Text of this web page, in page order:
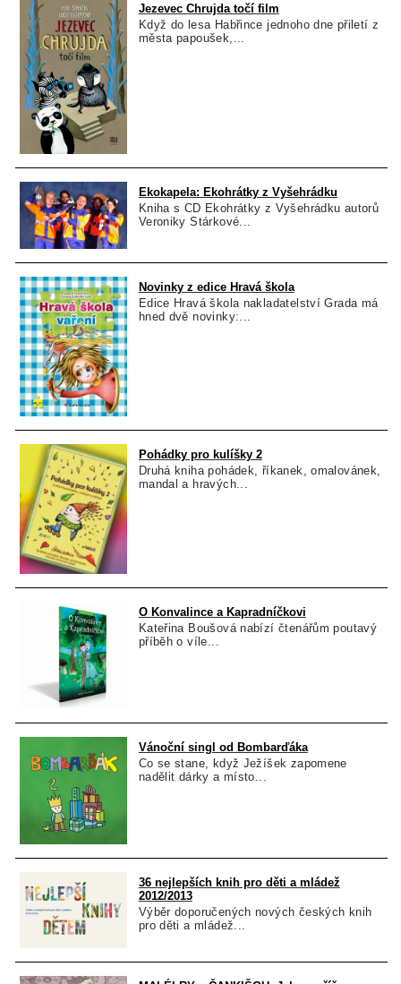
Jezevec Chrujda točí film
Když do lesa Habřince jednoho dne přiletí z
města papoušek,...
Ekokapela: Ekohrátky z Vyšehrádku
Kniha s CD Ekohrátky z Vyšehrádku autorů
Veroniky Stárkové...
Novinky z edice Hravá škola
Edice Hravá škola nakladatelství Grada má
hned dvě novinky:...
Pohádky pro kulíšky 2
Druhá kniha pohádek, říkanek, omalovánek,
mandal a hravých...
O Konvalince a Kapradníčkovi
Kateřina Boušová nabízí čtenářům poutavý
příběh o víle...
Vánoční singl od Bombarďáka
Co se stane, když Ježíšek zapomene
nadělit dárky a místo...
36 nejlepších knih pro děti a mládež
2012/2013
Výběr doporučených nových českých knih
pro děti a mládež...